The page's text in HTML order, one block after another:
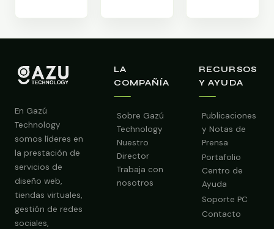
En Gazú
Technology
somos líderes en
la prestación de
servicios de
diseño web,
tiendas virtuales,
gestión de redes
sociales,
LA
COMPAÑÍA
Sobre Gazú
Technology
Nuestro
Director
Trabaja con
nosotros
RECURSOS
Y AYUDA
Publicaciones
y Notas de
Prensa
Portafolio
Centro de
Ayuda
Soporte PC
Contacto